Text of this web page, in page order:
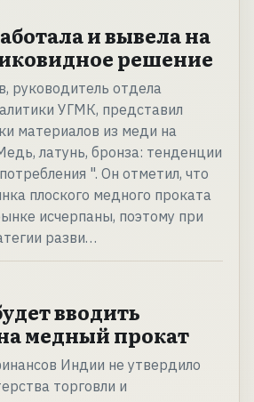
и вывела на
решение
руководитель отдела
УГМК, представил
материалов из меди на
латунь, бронза: тенденции
". Он отметил, что
плоского медного проката
исчерпаны, поэтому при
разви…
вводить
медный прокат
Индии не утвердило
торговли и